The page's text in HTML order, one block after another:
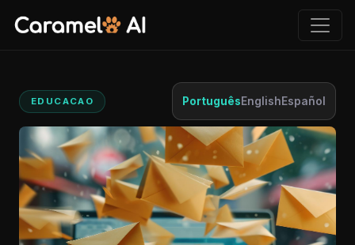
EDUCACAO PortuguêsEnglishEspañol